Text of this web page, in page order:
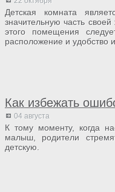
Детская комната
значительную часть
этого помещения
расположение и удобство
Как избежать
04 августа
К тому моменту, когда
малыш, родители
детскую.